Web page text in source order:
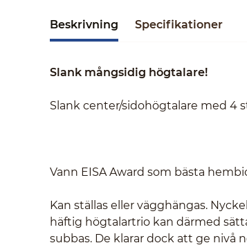
Beskrivning Specifikationer
Slank mångsidig högtalare!
Slank center/sidohögtalare med 4
Vann EISA Award som bästa
Kan ställas eller vägghängas.
häftig högtalartrio kan därmed
subbas. De klarar dock att ge nivå